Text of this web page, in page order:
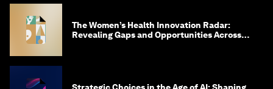
The Women’s Health Innovation Radar:
Revealing Gaps and Opportunities Across